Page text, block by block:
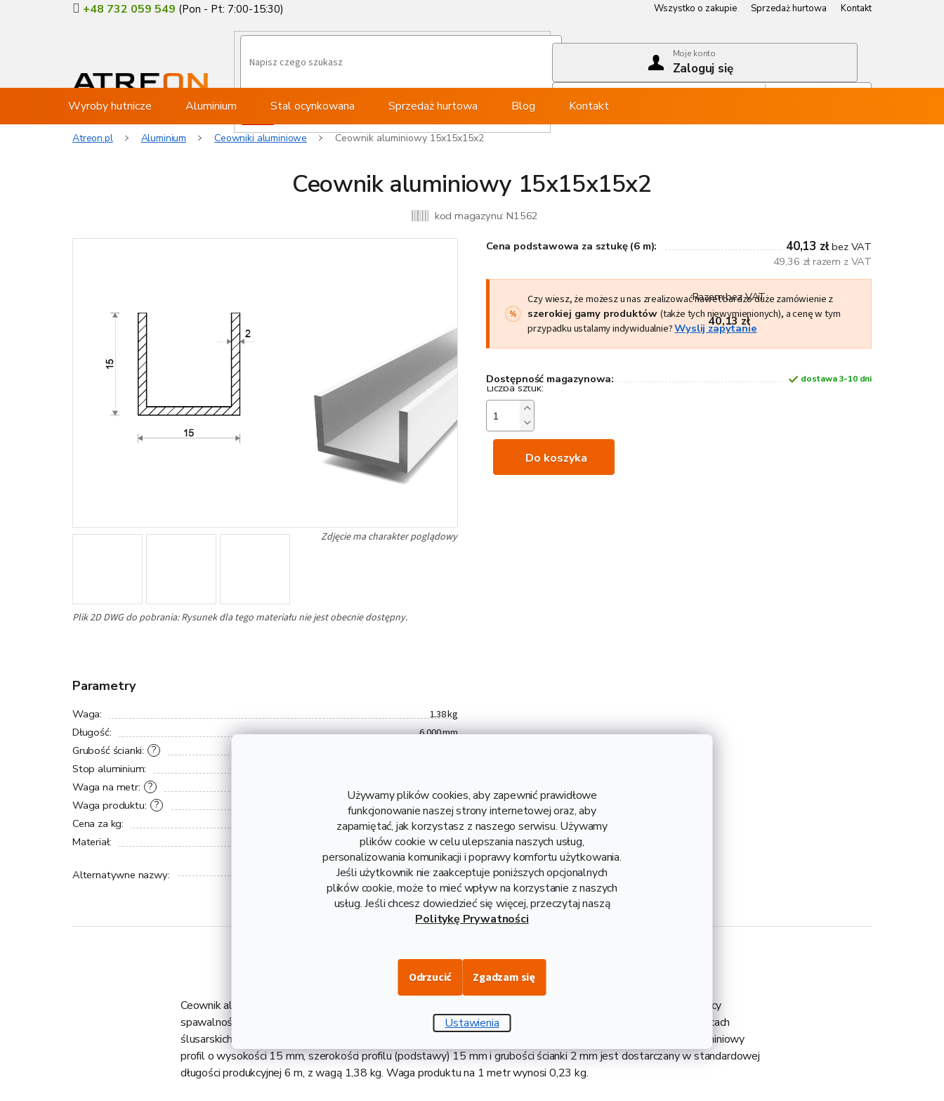
Używamy plików cookies, aby zapewnić prawidłowe
funkcjonowanie naszej strony internetowej oraz, aby
zapamiętać, jak korzystasz z naszego serwisu. Używamy
plików cookie w celu ulepszania naszych usług,
personalizowania komunikacji i poprawy komfortu użytkowania.
Jeśli użytkownik nie zaakceptuje poniższych opcjonalnych
plików cookie, może to mieć wpływ na korzystanie z naszych
usług. Jeśli chcesz dowiedzieć się więcej, przeczytaj naszą
Politykę Prywatności
Ustawienia
Odrzucić Zgadzam się
+48 732 059 549 Wszystko o zakupie Sprzedaż hurtowa
Kontakt
Moje konto
Zaloguj się
Wyroby hutnicze Aluminium Stal ocynkowana Sprzedaż hurtowa Blog Kontakt
Atreon.pl Aluminium Ceowniki aluminiowe Ceownik aluminiowy 15x15x15x2
Ceownik aluminiowy 15x15x15x2
kod magazynu: N1562
Plik 2D DWG do pobrania: Rysunek dla tego materiału nie jest obecnie dostępny.
Cena podstawowa za sztukę (6 m): 40,13 złbez VAT
49,36 zł razem z VAT
Czy wiesz, że możesz u nas zrealizować nawet bardzo duże zamówienie z
szerokiej gamy produktów (także tych niewymienionych), a cenę w tym
przypadku ustalamy indywidualnie?Wyslij zapytanie
Dostępność magazynowa: dostawa 3-10 dni
Do koszyka
Razem bez VAT
40,13 zł
Parametry
Waga: 1.38 kg
Długość: 6 000 mm
?
Grubość ścianki:
Stop aluminium:
?
Waga na metr:
?
Waga produktu: 1,38 kg
Cena za kg: 29,08 zł bez VAT
Materiał: Aluminium
Alternatywne nazwy:
Profil aluminiowy U
15x15x15x2
Opis i danne techniczne
Ceownik aluminiowy 15x15x15x2 to otwarty profil aluminiowy ze stopu EN 6060 i twardości T66 gwarantujący
spawalność. Jest gięty z zaokrąglonymi krawędziami. Zastosowanie znajduje głównie w budownictwie oraz pracach
ślusarskich. Jego główną zaletą jest niższa waga w porównaniu do profili wykonanych ze zwykłej stali. Ten aluminiowy
profil o wysokości 15 mm, szerokości profilu (podstawy) 15 mm i grubości ścianki 2 mm jest dostarczany w standardowej
długości produkcyjnej 6 m, z wagą 1,38 kg. Waga produktu na 1 metr wynosi 0,23 kg.